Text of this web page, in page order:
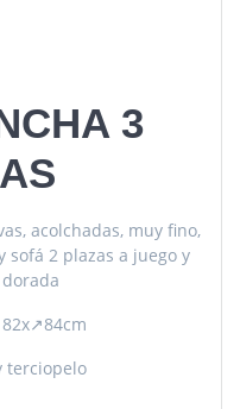
3
acolchadas, muy fino,
2 plazas a juego y
terciopelo